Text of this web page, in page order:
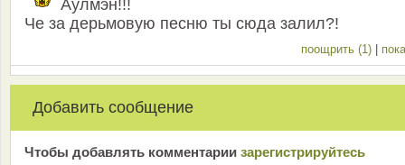
Аулмэн!!!
Че за дерьмовую песню ты сюда залил?!
поощрить (1)
Добавить сообщение
Чтобы добавлять комментарии зарeгиcтрирyйтeсь